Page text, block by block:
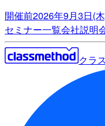
開催前2026年9月3日(
セミナー一覧会社説明
クラ